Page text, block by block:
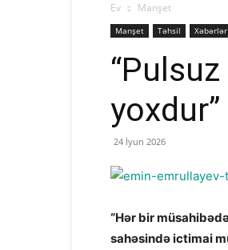
Ev Manşet
Manşet Təhsil Xəbərlər
24 İyun 2026
“Hər bir
sahəsində ictimai